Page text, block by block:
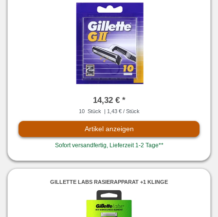
14,32 € *
10 Stück | 1,43 € / Stück
Artikel anzeigen
Sofort versandfertig, Lieferzeit 1-2 Tage**
GILLETTE LABS RASIERAPPARAT +1 KLINGE